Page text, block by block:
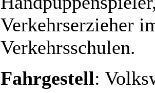
Verkehrserzieher
Verkehrsschulen.
Fahrgestell: